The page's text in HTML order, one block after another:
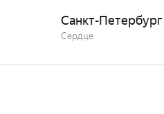
Санкт-Петербург
Сердце